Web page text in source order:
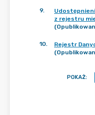
9.
z rejestru
10.
Rejestr
POKAŻ: